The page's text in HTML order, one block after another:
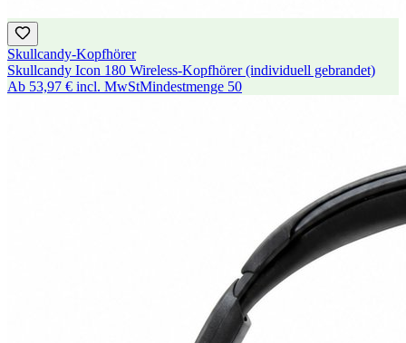
Skullcandy-Kopfhörer
Skullcandy Icon 180 Wireless-Kopfhörer (individuell gebrandet)
Ab 53,97 € incl. MwStMindestmenge 50